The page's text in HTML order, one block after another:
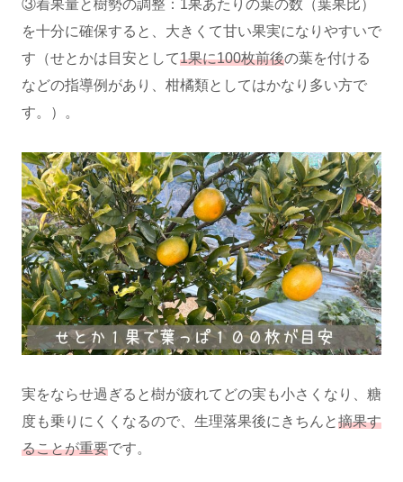
③着果量と樹勢の調整：1果あたりの葉の数（葉果比）
を十分に確保すると、大きくて甘い果実になりやすいで
す（せとかは目安として1果に100枚前後の葉を付ける
などの指導例があり、柑橘類としてはかなり多い方で
す。）。
実をならせ過ぎると樹が疲れてどの実も小さくなり、糖
度も乗りにくくなるので、生理落果後にきちんと摘果す
ることが重要です。